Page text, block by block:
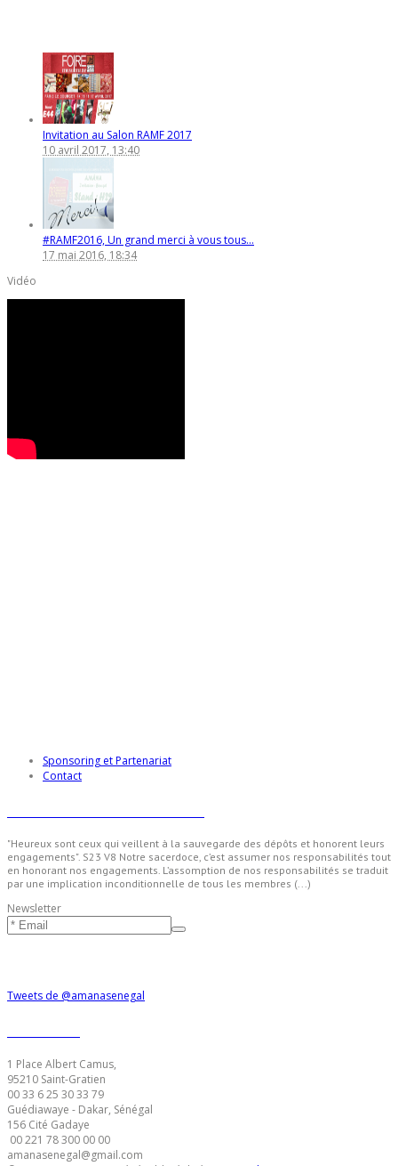
Invitation au Salon RAMF 2017
10 avril 2017, 13:40
#RAMF2016, Un grand merci à vous tous...
17 mai 2016, 18:34
Vidéo
Sponsoring et Partenariat
Contact
"Heureux sont ceux qui veillent à la sauvegarde des dépôts et honorent leurs
engagements". S23 V8 Notre sacerdoce, c’est assumer nos responsabilités tout
en honorant nos engagements. L’assomption de nos responsabilités se traduit
par une implication inconditionnelle de tous les membres (...)
Newsletter
Tweets de @amanasenegal
1 Place Albert Camus,
95210 Saint-Gratien
00 33 6 25 30 33 79
Guédiawaye - Dakar, Sénégal
156 Cité Gadaye
00 221 78 300 00 00
amanasenegal@gmail.com